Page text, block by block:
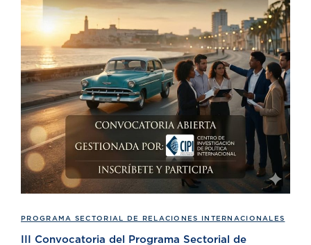
PROGRAMA SECTORIAL DE RELACIONES INTERNACIONALES
III Convocatoria del Programa Sectorial de